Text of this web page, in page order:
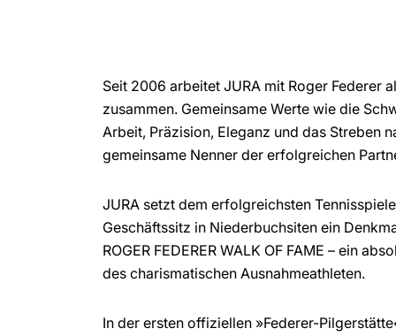
Seit 2006 arbeitet JURA mit Roger Federer
zusammen. Gemeinsame Werte wie die
Arbeit, Präzision, Eleganz und das Streben
gemeinsame Nenner der erfolgreichen
JURA setzt dem erfolgreichsten
Geschäftssitz in Niederbuchsiten ein
ROGER FEDERER WALK OF FAME – ein
des charismatischen Ausnahmeathleten.
In der ersten offiziellen »Federer-